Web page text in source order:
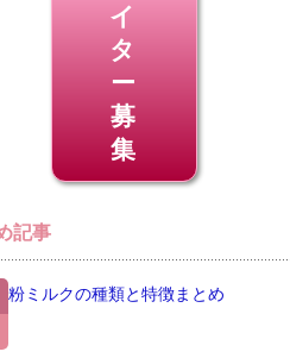
イ
タ
ー
募
集
記事
粉ミルクの種類と特徴まとめ